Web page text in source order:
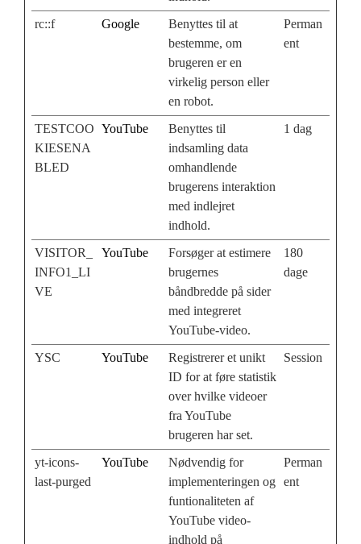
rc::f
Google
Benyttes til at
bestemme, om
brugeren er en
virkelig person eller
en robot.
Perman
ent
TESTCOO
KIESENA
BLED
YouTube
Benyttes til
indsamling data
omhandlende
brugerens interaktion
med indlejret
indhold.
1 dag
VISITOR_
INFO1_LI
VE
YouTube
Forsøger at estimere
brugernes
båndbredde på sider
med integreret
YouTube-video.
180
dage
YSC YouTube
Registrerer et unikt
ID for at føre statistik
over hvilke videoer
fra YouTube
brugeren har set.
Session
yt-icons-
last-purged
YouTube
Nødvendig for
implementeringen og
funtionaliteten af
YouTube video-
indhold på
Perman
ent